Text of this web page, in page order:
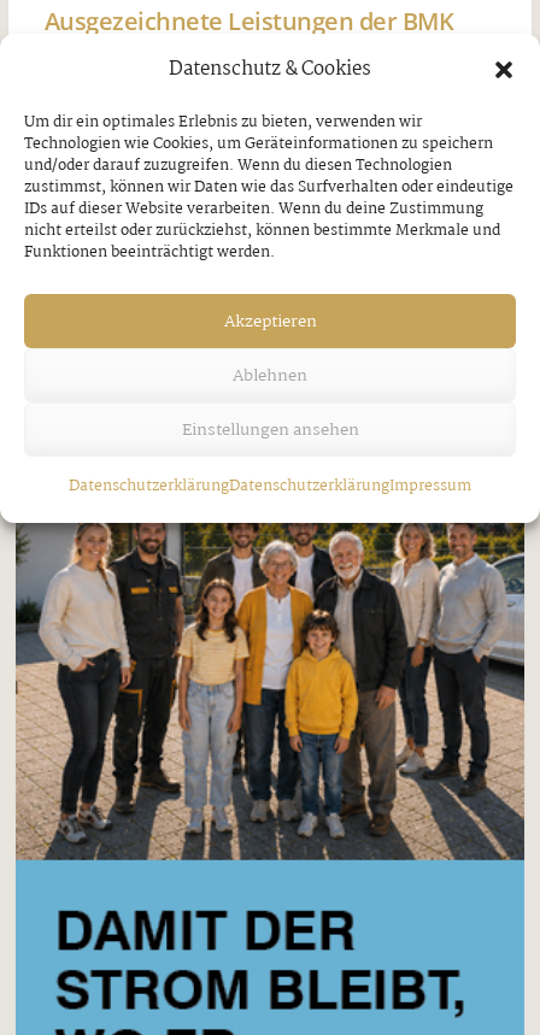
Datenschutz & Cookies
Um dir ein optimales Erlebnis zu bieten, verwenden wir
Technologien wie Cookies, um Geräteinformationen zu speichern
und/oder darauf zuzugreifen. Wenn du diesen Technologien
zustimmst, können wir Daten wie das Surfverhalten oder eindeutige
IDs auf dieser Website verarbeiten. Wenn du deine Zustimmung
nicht erteilst oder zurückziehst, können bestimmte Merkmale und
Funktionen beeinträchtigt werden.
Akzeptieren
Ablehnen
Einstellungen ansehen
DatenschutzerklärungDatenschutzerklärungImpressum
Ausgezeichnete Leistungen der BMK
Strass und Bruck
Donnerstag, 30. Juli 2026